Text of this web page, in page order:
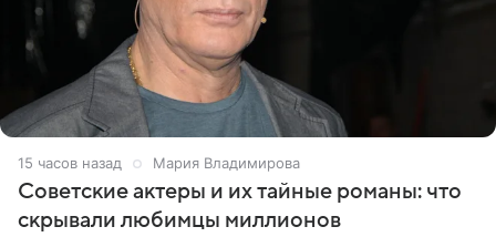
15 часов назад Мария Владимирова
Советские актеры и их тайные романы: что
скрывали любимцы миллионов